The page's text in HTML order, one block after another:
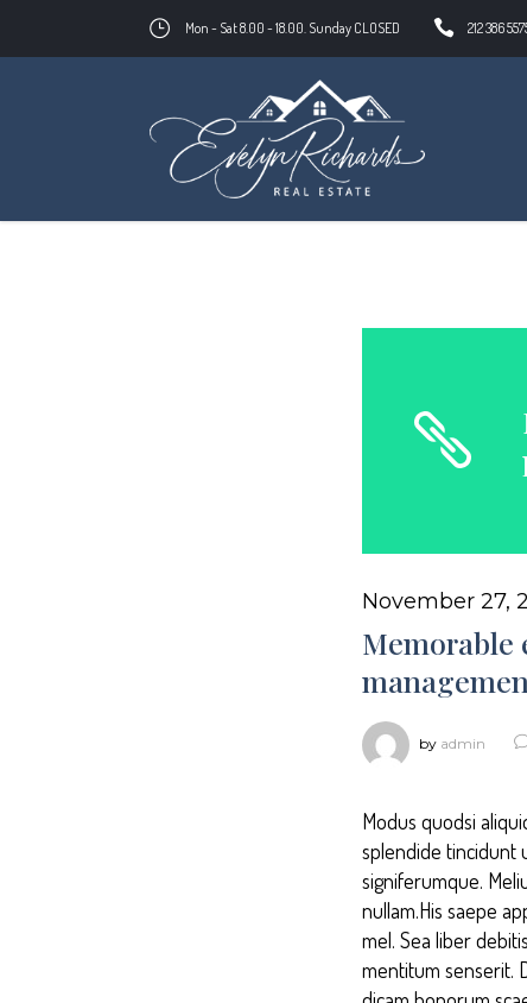
Mon - Sat 8.00 - 18.00. Sunday CLOSED 212 386
evelynrichards.com Innovation
November 27,
Memorable
by admin
Modus quodsi
splendide tincidunt
signiferumque.
nullam.His saepe
mel. Sea liber
mentitum senserit.